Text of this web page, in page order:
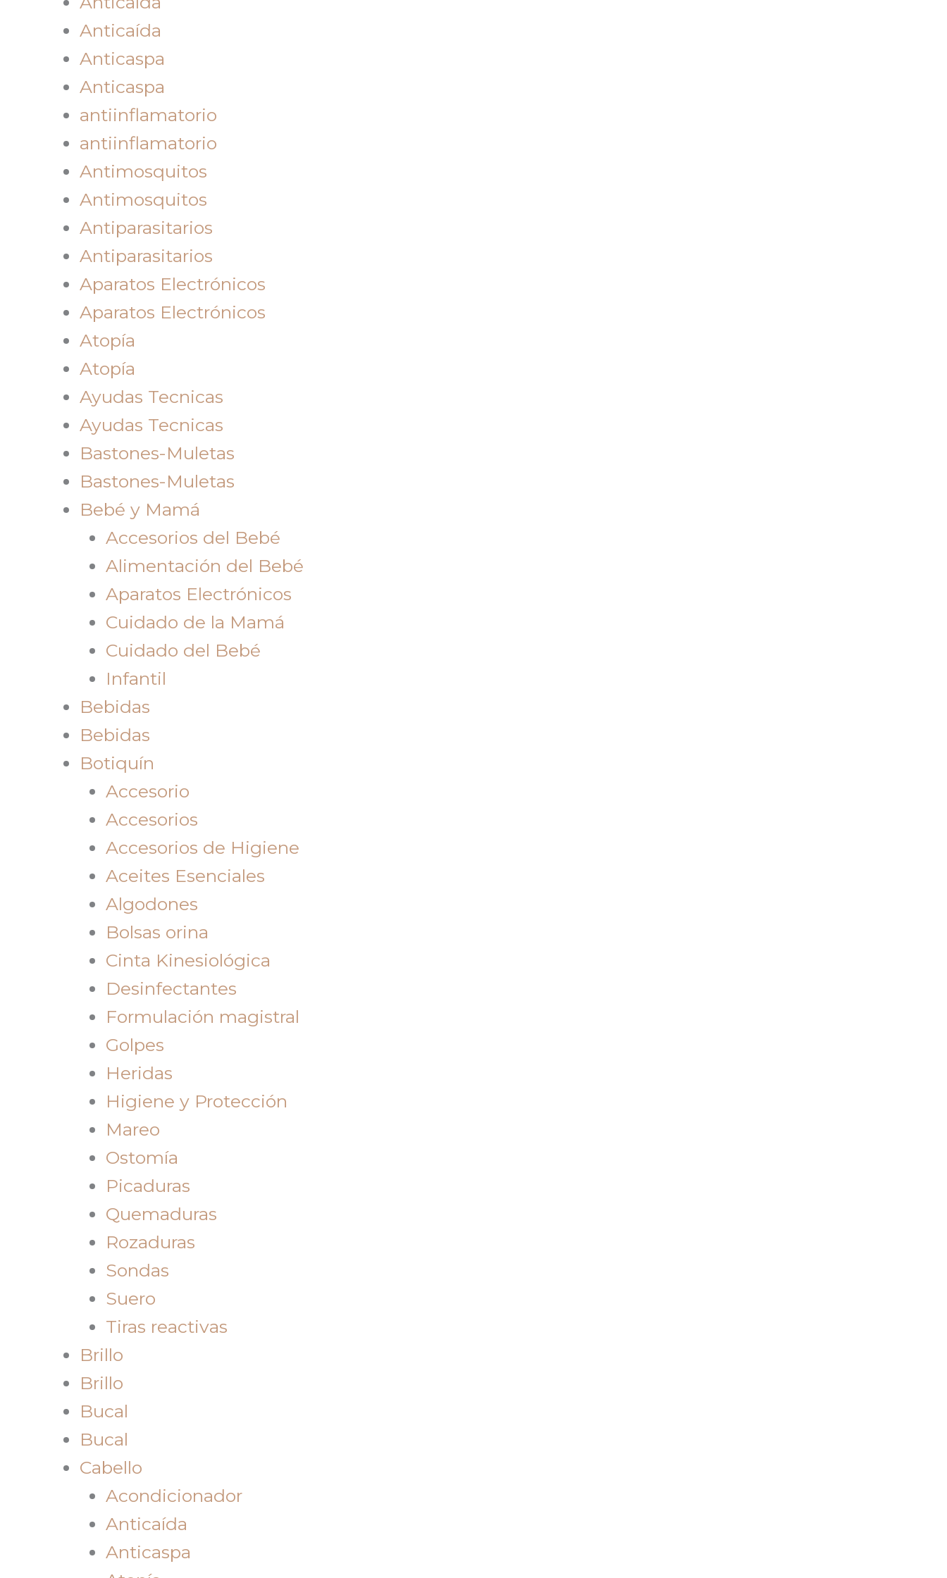
Anticaída
Anticaspa
Anticaspa
antiinflamatorio
antiinflamatorio
Antimosquitos
Antimosquitos
Antiparasitarios
Antiparasitarios
Aparatos Electrónicos
Aparatos Electrónicos
Atopía
Atopía
Ayudas Tecnicas
Ayudas Tecnicas
Bastones-Muletas
Bastones-Muletas
Bebé y Mamá
Accesorios del Bebé
Alimentación del Bebé
Aparatos Electrónicos
Cuidado de la Mamá
Cuidado del Bebé
Infantil
Bebidas
Bebidas
Botiquín
Accesorio
Accesorios
Accesorios de Higiene
Aceites Esenciales
Algodones
Bolsas orina
Cinta Kinesiológica
Desinfectantes
Formulación magistral
Golpes
Heridas
Higiene y Protección
Mareo
Ostomía
Picaduras
Quemaduras
Rozaduras
Sondas
Suero
Tiras reactivas
Brillo
Brillo
Bucal
Bucal
Cabello
Acondicionador
Anticaída
Anticaspa